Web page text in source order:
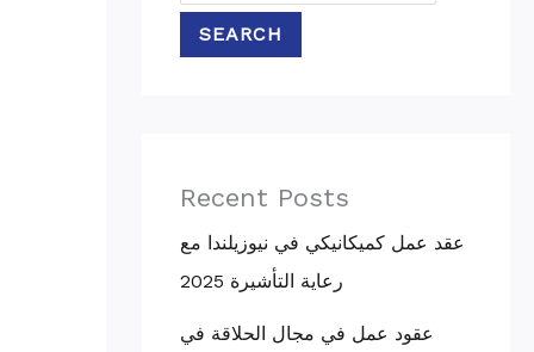
SEARCH
Recent Posts
عقد عمل كميكانيكي في نيوزيلندا مع
رعاية التأشيرة 2025
عقود عمل في مجال الحلاقة في